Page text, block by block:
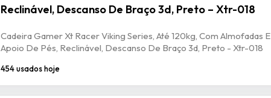
Reclinável, Descanso De Braço 3d, Preto – Xtr-018
Cadeira Gamer Xt Racer Viking Series, Até 120kg, Com Almofadas E
Apoio De Pés, Reclinável, Descanso De Braço 3d, Preto - Xtr-018
454 usados hoje